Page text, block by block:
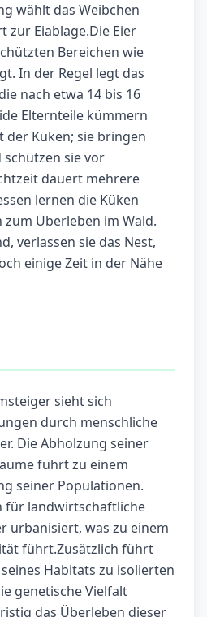
wählt das Weibchen
zur Eiablage.Die Eier
Bereichen wie
In der Regel legt das
nach etwa 14 bis 16
Elternteile kümmern
der Küken; sie bringen
sie vor
dauert mehrere
lernen die Küken
Überleben im Wald.
verlassen sie das Nest,
einige Zeit in der Nähe
sieht sich
durch menschliche
Die Abholzung seiner
führt zu einem
seiner Populationen.
für landwirtschaftliche
urbanisiert, was zu einem
führt.Zusätzlich führt
Habitats zu isolierten
genetische Vielfalt
das Überleben dieser